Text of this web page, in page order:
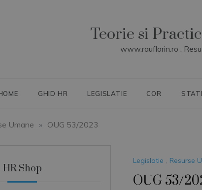
Teorie si
www.rauflorin.ro :
GHID HR LEGISLATIE COR
Umane » OUG 53/2023
Legislatie , Resurse
OUG 53/
HR Shop